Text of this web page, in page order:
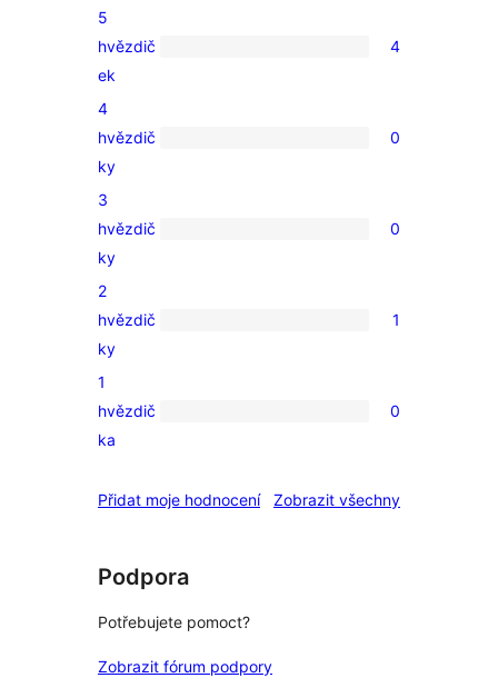
4
5hvězdičkové
hodnocení
5
hvězdič
ek
4
0
4hvězdičkové
hodnocení
4
hvězdič
ky
0
0
3hvězdičkové
hodnocení
3
hvězdič
ky
0
1
2hvězdičkové
hodnocení
2
hvězdič
ky
1
0
1hvězdičkové
1
hvězdič
ka
0
Přidat moje hodnocení Zobrazit všechnyrecenze
Podpora
Potřebujete pomoct?
Zobrazit fórum podpory